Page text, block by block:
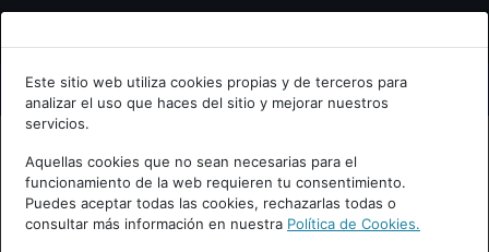
Bienvenid@ a psiquiatria.com
Escribe tu Email
Accede o regístrate con tu email.
Este sitio web utiliza cookies propias y de terceros para
analizar el uso que haces del sitio y mejorar nuestros
servicios.
Aquellas cookies que no sean necesarias para el
funcionamiento de la web requieren tu consentimiento.
Puedes aceptar todas las cookies, rechazarlas todas o
consultar más información en nuestra Política de Cookies.